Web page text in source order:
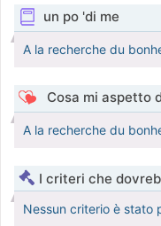
un po 'di me
A la recherche du
Cosa mi aspetto
A la recherche du
I criteri che
Nessun criterio è stato